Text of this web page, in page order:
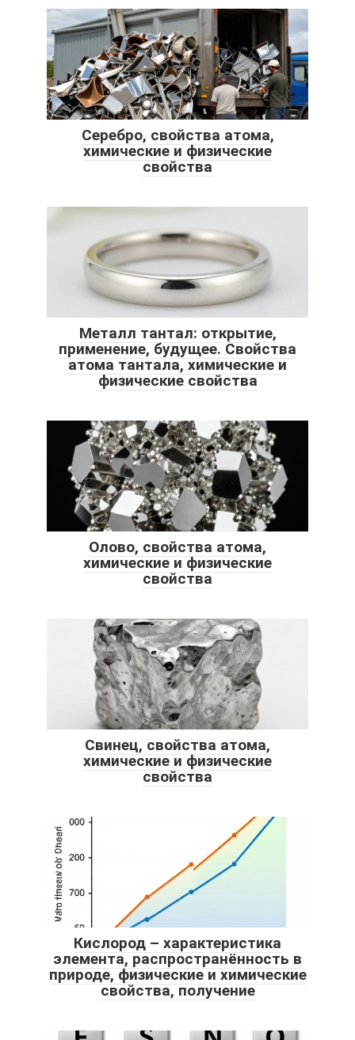
Серебро, свойства атома,
химические и физические
свойства
Металл тантал: открытие,
применение, будущее. Свойства
атома тантала, химические и
физические свойства
Олово, свойства атома,
химические и физические
свойства
Свинец, свойства атома,
химические и физические
свойства
Кислород – характеристика
элемента, распространённость в
природе, физические и химические
свойства, получение